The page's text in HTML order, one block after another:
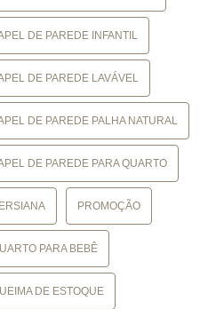
DE PAREDE INFANTIL
DE PAREDE LAVÁVEL
DE PAREDE PALHA NATURAL
DE PAREDE PARA QUARTO
PROMOÇÃO
PARA BEBÊ
DE ESTOQUE